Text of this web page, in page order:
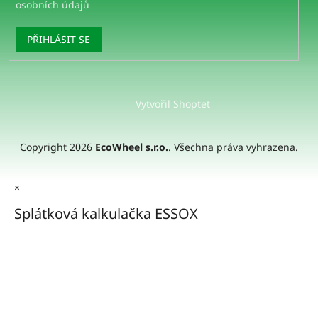
osobních údajů
PŘIHLÁSIT SE
Vytvořil Shoptet
Copyright 2026 EcoWheel s.r.o.. Všechna práva vyhrazena.
×
Splátková kalkulačka ESSOX